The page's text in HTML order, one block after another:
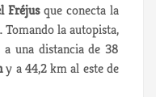
Fréjusque conecta la
. Tomando la autopista,
una distancia de 38
y a 44,2 km al este de